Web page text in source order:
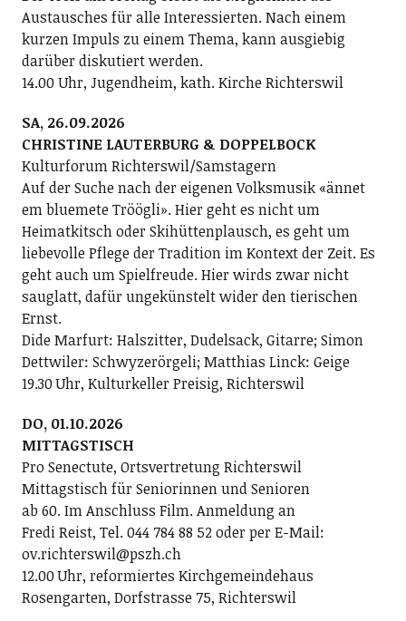
Austausches für alle Interessierten. Nach einem
kurzen Impuls zu einem Thema, kann ausgiebig
darüber diskutiert werden.
14.00 Uhr, Jugendheim, kath. Kirche Richterswil
SA, 26.09.2026
CHRISTINE LAUTERBURG & DOPPELBOCK
Kulturforum Richterswil/Samstagern
Auf der Suche nach der eigenen Volksmusik «ännet
em bluemete Tröögli». Hier geht es nicht um
Heimatkitsch oder Skihüttenplausch, es geht um
liebevolle Pflege der Tradition im Kontext der Zeit. Es
geht auch um Spielfreude. Hier wirds zwar nicht
sauglatt, dafür ungekünstelt wider den tierischen
Ernst.
Dide Marfurt: Halszitter, Dudelsack, Gitarre; ­Simon
Dettwiler: Schwyzerörgeli; Matthias Linck: Geige
19.30 Uhr, Kulturkeller Preisig, Richterswil
DO, 01.10.2026
MITTAGSTISCH
Pro Senectute, Ortsvertretung Richterswil
Mittagstisch für Seniorinnen und Senioren
ab 60. Im Anschluss Film. Anmeldung an
Fredi Reist, Tel. 044 784 88 52 oder per E-Mail:
ov.richterswil@pszh.ch
12.00 Uhr, reformiertes Kirchgemeindehaus
Rosengarten, Dorfstrasse 75, Richterswil